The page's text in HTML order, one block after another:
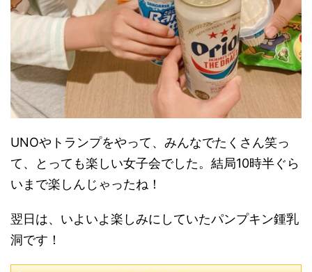
UNOやトランプをやって、みんなでたくさん笑っ
て、とっても楽しい女子会でした。結局10時半ぐら
いまで楽しんじゃったね！
翌日は、いよいよ楽しみにしていたパンプキン鍾乳
洞です！